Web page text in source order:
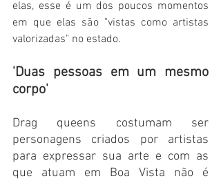
elas, esse é um dos poucos momentos
em que elas são "vistas como artistas
valorizadas" no estado.
'Duas pessoas em um mesmo
corpo'
Drag queens costumam ser
personagens criados por artistas
para expressar sua arte e com as
que atuam em Boa Vista não é